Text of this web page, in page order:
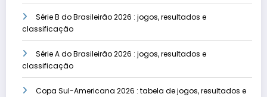
Série B do Brasileirão 2026 : jogos, resultados e
classificação
Série A do Brasileirão 2026 : jogos, resultados e
classificação
Copa Sul-Americana 2026 : tabela de jogos, resultados e